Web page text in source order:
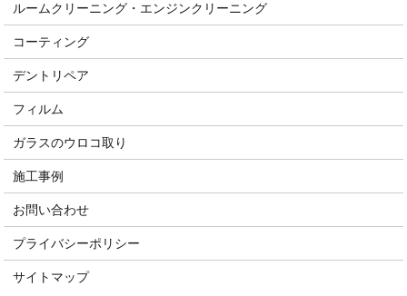
ルームクリーニング・エンジンクリーニング
コーティング
デントリペア
フィルム
ガラスのウロコ取り
施工事例
お問い合わせ
プライバシーポリシー
サイトマップ